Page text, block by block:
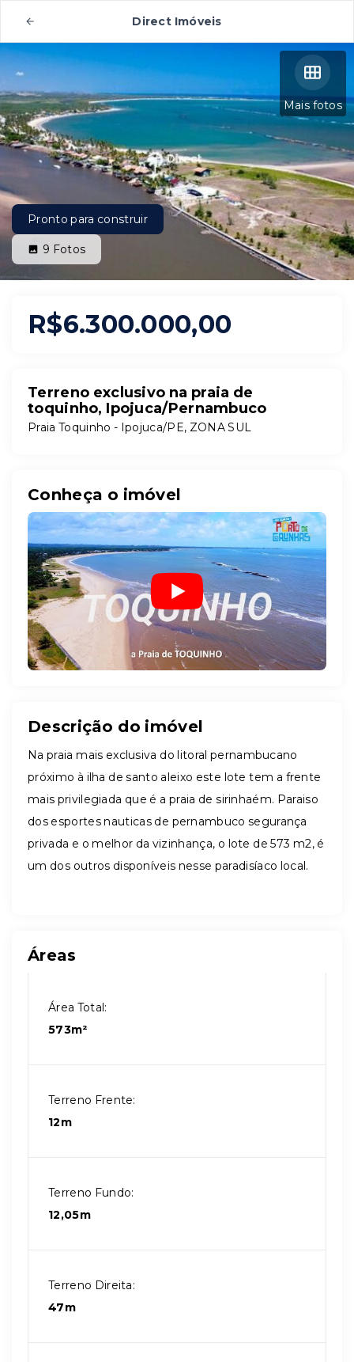
Direct Imóveis
Mais fotos
Pronto para construir
9 Fotos
R$6.300.000,00
Terreno exclusivo na praia de
toquinho, Ipojuca/Pernambuco
Praia Toquinho - Ipojuca/PE, ZONA SUL
Conheça o imóvel
Descrição do imóvel
Na praia mais exclusiva do litoral pernambucano
próximo à ilha de santo aleixo este lote tem a frente
mais privilegiada que é a praia de sirinhaém. Paraiso
dos esportes nauticas de pernambuco segurança
privada e o melhor da vizinhança, o lote de 573 m2, é
um dos outros disponíveis nesse paradisíaco local.
Áreas
Área Total:
573m²
Terreno Frente:
12m
Terreno Fundo:
12,05m
Terreno Direita:
47m